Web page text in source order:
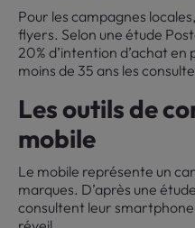
Pour les campagnes
flyers. Selon une étude
20% d’intention d’achat en
moins de 35 ans les
Les outils de
mobile
Le mobile représente un
marques. D’après une
consultent leur smartphone